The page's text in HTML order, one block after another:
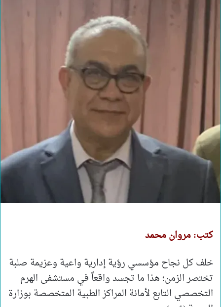
كتب: مروان محمد
خلف كل نجاح مؤسسي رؤية إدارية واعية وعزيمة صلبة
تختصر الزمن؛ هذا ما تجسد واقعاً في مستشفى الهرم
التخصصي التابع لأمانة المراكز الطبية المتخصصة بوزارة